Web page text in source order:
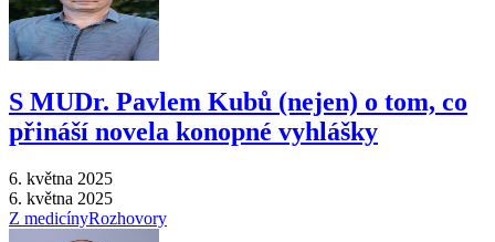
S MUDr. Pavlem Kubů (nejen) o tom, co
přináší novela konopné vyhlášky
6. května 2025
6. května 2025
Z medicínyRozhovory